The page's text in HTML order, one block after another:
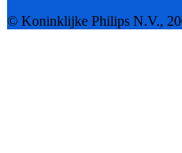
© Koninklijke Philips N.V.,